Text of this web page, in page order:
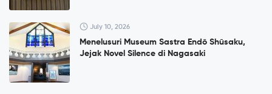
July 10, 2026
Menelusuri Museum Sastra Endō Shūsaku,
Jejak Novel Silence di Nagasaki